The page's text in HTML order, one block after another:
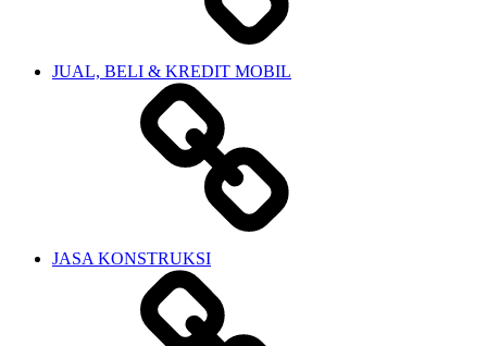
JUAL, BELI & KREDIT MOBIL
JASA KONSTRUKSI